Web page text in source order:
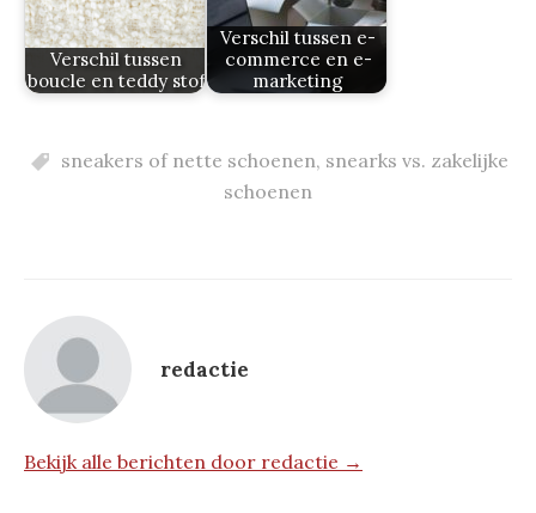
Verschil tussen
boucle en teddy stof
Verschil tussen e-
commerce en e-
marketing
sneakers of nette schoenen, snearks vs. zakelijke
schoenen
redactie
Bekijk alle berichten door redactie →